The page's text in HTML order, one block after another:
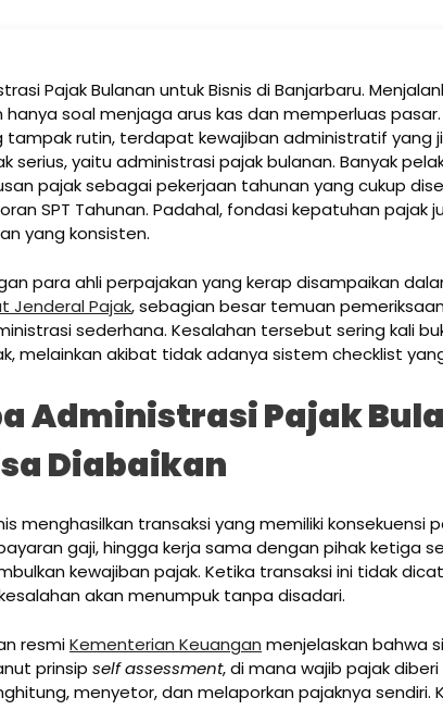
Pajak Bulanan untuk Bisnis di Banjarbaru.
hanya soal menjaga arus kas dan memperluas
tampak rutin, terdapat kewajiban administratif yang
serius, yaitu administrasi pajak bulanan. Banyak
pajak sebagai pekerjaan tahunan yang cukup
SPT Tahunan. Padahal, fondasi kepatuhan pajak
yang konsisten.
para ahli perpajakan yang kerap disampaikan
Jenderal Pajak, sebagian besar temuan
sederhana. Kesalahan tersebut sering kali
melainkan akibat tidak adanya sistem checklist
Administrasi Pajak
Diabaikan
menghasilkan transaksi yang memiliki konsekuensi
gaji, hingga kerja sama dengan pihak ketiga
kewajiban pajak. Ketika transaksi ini tidak
akan menumpuk tanpa disadari.
resmiKementerian Keuangan menjelaskan bahwa
prinsip self assessment, di mana wajib pajak
menyetor, dan melaporkan pajaknya sendiri.